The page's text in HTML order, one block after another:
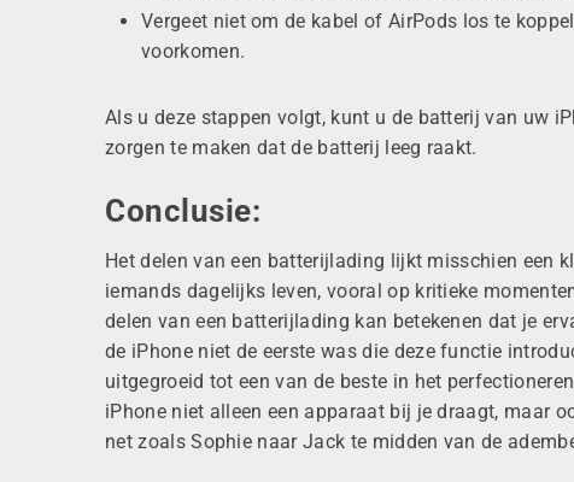
Vergeet niet om de kabel of AirPods los te
voorkomen.
Als u deze stappen volgt, kunt u de batterij van uw
zorgen te maken dat de batterij leeg raakt.
Conclusie:
Het delen van een batterijlading lijkt misschien een
iemands dagelijks leven, vooral op kritieke
delen van een batterijlading kan betekenen dat je
de iPhone niet de eerste was die deze functie
uitgegroeid tot een van de beste in het
iPhone niet alleen een apparaat bij je draagt, maar
net zoals Sophie naar Jack te midden vande